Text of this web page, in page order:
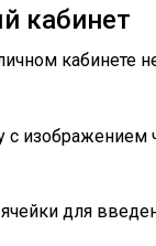
кабинет
кабинете
с изображением
для